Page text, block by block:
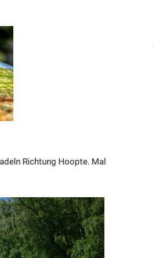
Richtung Hoopte. Mal